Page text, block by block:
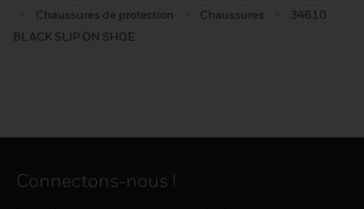
Chaussures de protection
Chaussures
34610
BLACK SLIP ON SHOE
Connectons-nous !